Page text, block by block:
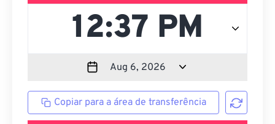
Copiar para a área de transferência